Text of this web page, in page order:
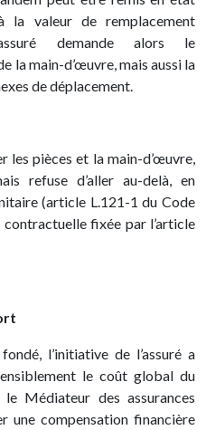
la valeur de remplacement
demande alors le
la main-d’œuvre, mais aussi la
de déplacement.
les pièces et la main-d’œuvre,
refuse d’aller au-delà, en
(article L.121-1 du Code
fixée par l’article
l’initiative de l’assuré a
le coût global du
le Médiateur des assurances
une compensation financière